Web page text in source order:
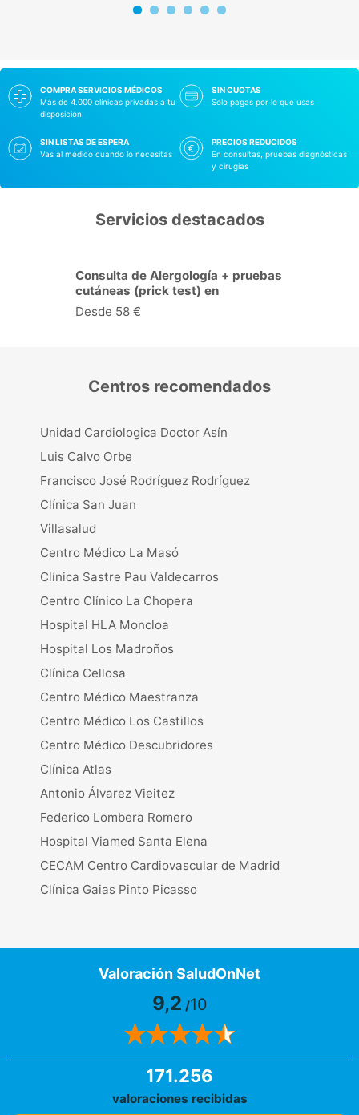
COMPRA SERVICIOS MÉDICOS
Más de 4.000 clínicas privadas a tu
disposición
SIN CUOTAS
Solo pagas por lo que usas
SIN LISTAS DE ESPERA
Vas al médico cuando lo necesitas
PRECIOS REDUCIDOS
En consultas, pruebas diagnósticas
y cirugías
Servicios destacados
Consulta de Cardiología en
Alcobendas
Desde 38 €
Centros recomendados
Unidad Cardiologica Doctor Asín
Luis Calvo Orbe
Francisco José Rodríguez Rodríguez
Clínica San Juan
Villasalud
Centro Médico La Masó
Clínica Sastre Pau Valdecarros
Centro Clínico La Chopera
Hospital HLA Moncloa
Hospital Los Madroños
Clínica Cellosa
Centro Médico Maestranza
Centro Médico Los Castillos
Centro Médico Descubridores
Clínica Atlas
Antonio Álvarez Vieitez
Federico Lombera Romero
Hospital Viamed Santa Elena
CECAM Centro Cardiovascular de Madrid
Clínica Gaias Pinto Picasso
Valoración SaludOnNet
9,2 /10
171.256
valoraciones recibidas